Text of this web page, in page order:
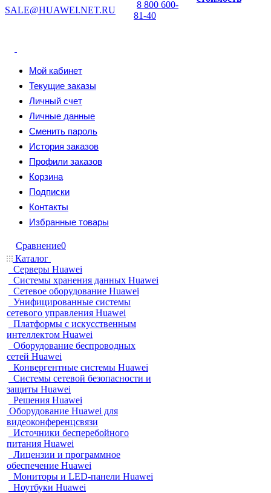
SALE@HUAWEI.NET.RU
8 800 600-
81-40
Мой кабинет
Текущие заказы
Личный счет
Личные данные
Сменить пароль
История заказов
Профили заказов
Корзина
Подписки
Контакты
Избранные товары
Сравнение0
Каталог
Серверы Huawei
Системы хранения данных Huawei
Сетевое оборудование Huawei
Унифицированные системы
сетевого управления Huawei
Платформы с искусственным
интеллектом Huawei
Оборудование беспроводных
сетей Huawei
Конвергентные системы Huawei
Системы сетевой безопасности и
защиты Huawei
Решения Huawei
Оборудование Huawei для
видеоконференцсвязи
Источники бесперебойного
питания Huawei
Лицензии и программное
обеспечение Huawei
Мониторы и LED-панели Huawei
Ноутбуки Huawei